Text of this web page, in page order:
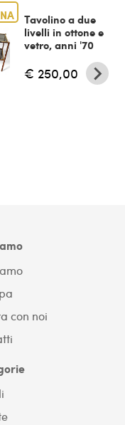
Tavolino a due
livelli in ottone e
vetro, anni '70
€ 250,00
con noi